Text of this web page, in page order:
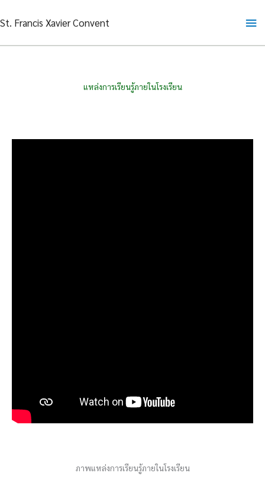
to
St. Francis Xavier Convent
แหล่งการเรียนรู้ภายในโรงเรียน
ภาพแหล่งการเรียนรู้ภายในโรงเรียน